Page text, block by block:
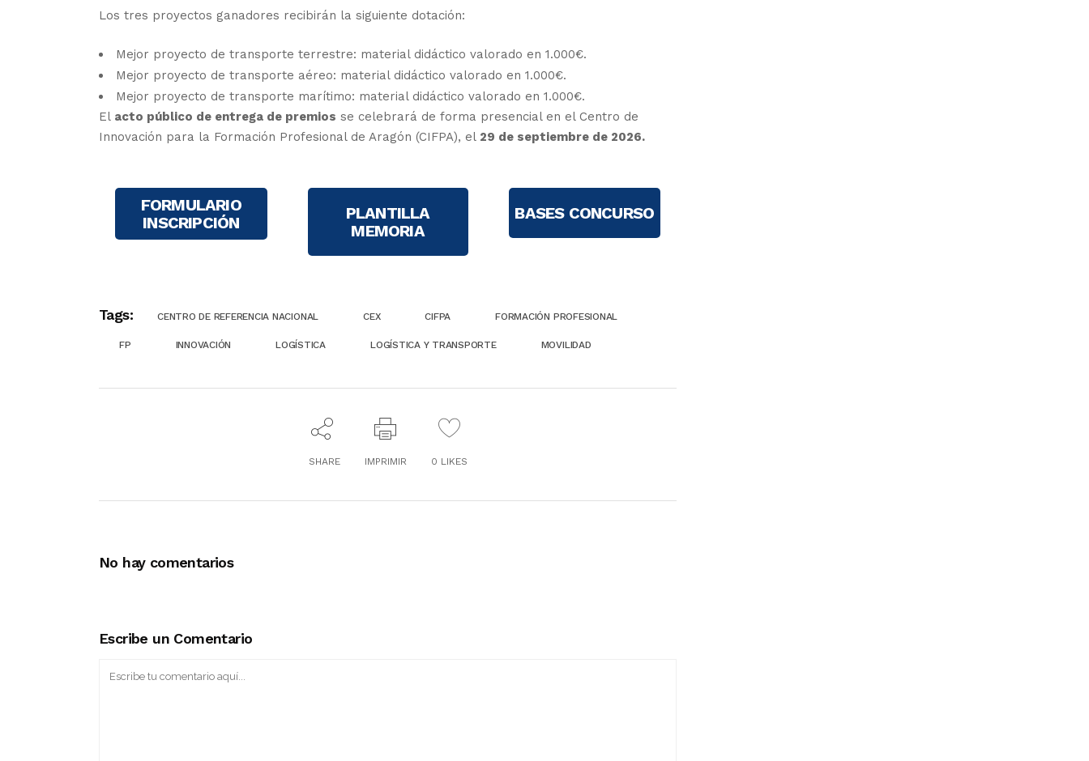
Los tres proyectos ganadores recibirán la siguiente dotación:
Mejor proyecto de transporte terrestre: material didáctico valorado en 1.000€.
Mejor proyecto de transporte aéreo: material didáctico valorado en 1.000€.
Mejor proyecto de transporte marítimo: material didáctico valorado en 1.000€.
El acto público de entrega de premios se celebrará de forma presencial en el Centro de
Innovación para la Formación Profesional de Aragón (CIFPA), el 29 de septiembre de 2026.
FORMULARIO
INSCRIPCIÓN
PLANTILLA
MEMORIA
BASES CONCURSO
Tags: CENTRO DE REFERENCIA NACIONAL CEX CIFPA FORMACIÓN PROFESIONAL
FP INNOVACIÓN LOGÍSTICA LOGÍSTICA Y TRANSPORTE MOVILIDAD
SHARE IMPRIMIR 0 LIKES
No hay comentarios
Escribe un Comentario